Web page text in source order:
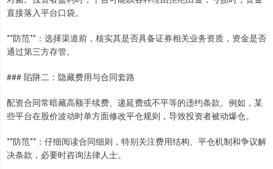
直接落入平台口袋。
**防范**：选择渠道前，核实其是否具备证券相关业务资质，资金是否
通过第三方存管。
### 陷阱二：隐藏费用与合同套路
配资合同常暗藏高额手续费、递延费或不平等的违约条款。例如，某
些平台在股价波动时单方面修改平仓规则，导致投资者被动爆仓。
**防范**：仔细阅读合同细则，特别关注费用结构、平仓机制和争议解
决条款，必要时咨询法律人士。